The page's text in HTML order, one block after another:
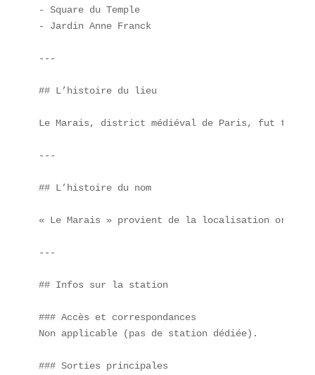
- Square du Temple
- Jardin Anne Franck
---
## L’histoire du lieu
Le Marais, district médiéval de Paris, fut
---
## L’histoire du nom
« Le Marais » provient de la localisation
---
## Infos sur la station
### Accès et correspondances
Non applicable (pas de station dédiée).
### Sorties principales